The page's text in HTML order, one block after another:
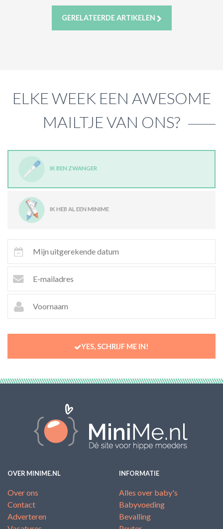
GERELATEERDE ARTIKELEN
ELKE WEEK EEN AWESOME
MAILTJE VAN ONS?
IK BEN ZWANGER
IK HEB AL EEN MINIME
YES, SCHRIJF ME IN!
OVER MINIME.NL
Over ons
Contact
Adverteren
INFORMATIE
Alles over baby's
Babyvoeding
Bevalling